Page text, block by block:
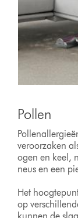
Pollen
veroorzaken
ogen en keel,
neus en een
Het
op